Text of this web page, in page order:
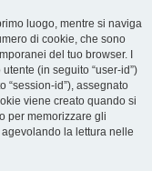
luogo, mentre si naviga
di cookie, che sono
del tuo browser. I
(in seguito “user-id”)
“session-id”), assegnato
viene creato quando si
per memorizzare gli
la lettura nelle